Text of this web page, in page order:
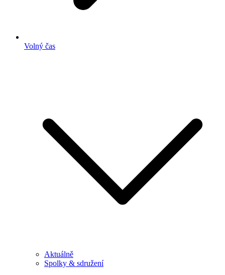
Volný čas
Aktuálně
Spolky & sdružení